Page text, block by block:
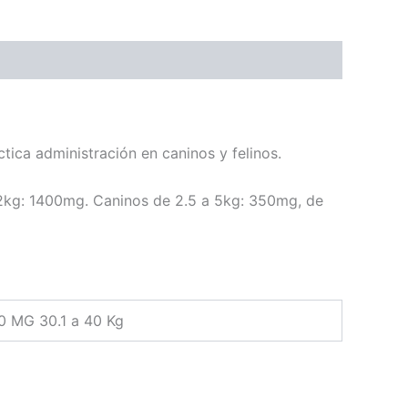
administración en caninos y felinos.
1400mg. Caninos de 2.5 a 5kg: 350mg, de
MG 30.1 a 40 Kg